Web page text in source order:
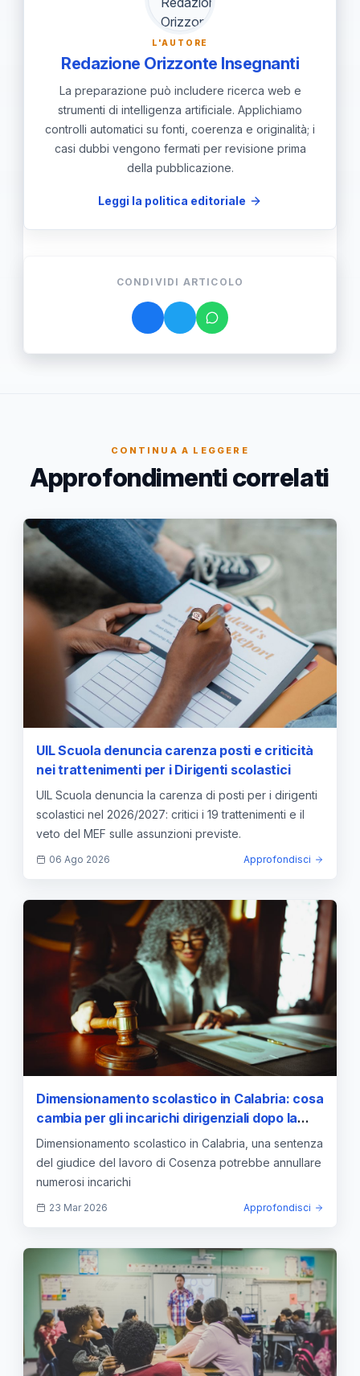
Chiamare soccorsi se necessario;
Documentare l'evento; Fornire
supporto psicologico e
comunicazione trasparente a famiglie
e istituzioni.
L'AUTORE
Redazione Orizzonte Insegnanti
La preparazione può includere ricerca web e
strumenti di intelligenza artificiale. Applichiamo
controlli automatici su fonti, coerenza e originalità; i
casi dubbi vengono fermati per revisione prima
della pubblicazione.
Leggi la politica editoriale
CONDIVIDI ARTICOLO
CONTINUA A LEGGERE
Approfondimenti correlati
UIL Scuola denuncia carenza posti e criticità
nei trattenimenti per i Dirigenti scolastici
UIL Scuola denuncia la carenza di posti per i dirigenti
scolastici nel 2026/2027: critici i 19 trattenimenti e il
veto del MEF sulle assunzioni previste.
06 Ago 2026 Approfondisci
Dimensionamento scolastico in Calabria: cosa
cambia per gli incarichi dirigenziali dopo la
sentenza del giudice del lavoro di Cosenza
Dimensionamento scolastico in Calabria, una sentenza
del giudice del lavoro di Cosenza potrebbe annullare
numerosi incarichi
23 Mar 2026 Approfondisci